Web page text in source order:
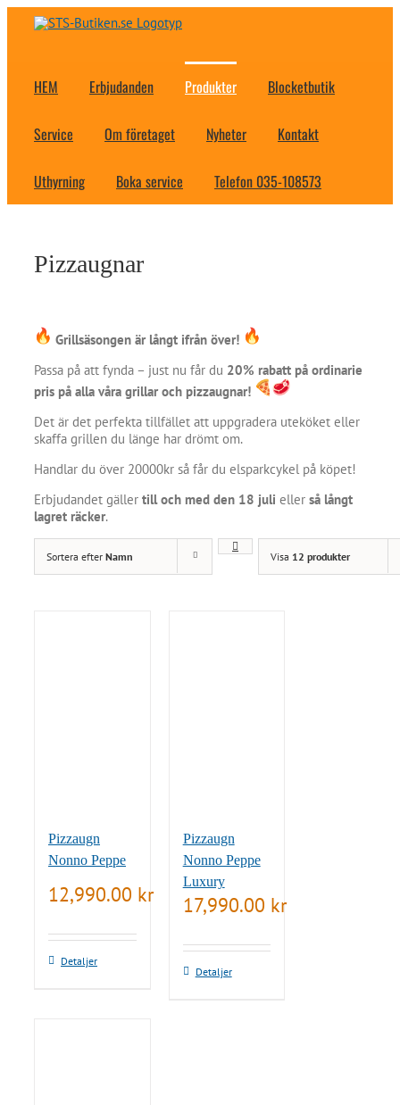
Fortsätt
HEM Erbjudanden Produkter Blocketbutik
Service Om företaget Nyheter Kontakt
Uthyrning Boka service Telefon 035-108573
Pizzaugnar
Grillsäsongen är långt ifrån över!
Passa på att fynda – just nu får du 20% rabatt på ordinarie
pris på alla våra grillar och pizzaugnar!
Det är det perfekta tillfället att uppgradera uteköket eller
skaffa grillen du länge har drömt om.
Handlar du över 20000kr så får du elsparkcykel på köpet!
Erbjudandet gäller till och med den 18 juli eller så långt
lagret räcker.
Sortera efter Namn Visa 12 produkter
Pizzaugn
Nonno Peppe
12,990.00 kr
Detaljer
Pizzaugn
Nonno Peppe
Luxury
17,990.00 kr
Detaljer